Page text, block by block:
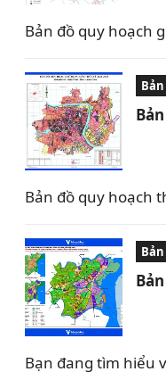
Bản đồ quy hoạch
Bản đồ quy hoạch
Bạn đang tìm hiểu